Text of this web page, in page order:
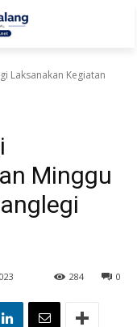
Laksanakan Kegiatan
Minggu
0
284